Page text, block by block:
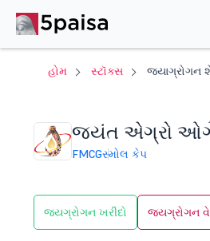
હોમ સ્ટૉક્સ જયાગ્રોગન
જયંત એગ્રો
FMCGસ્મોલ કેપ
જયગ્રોગન ખરીદો જયગ્રોગન